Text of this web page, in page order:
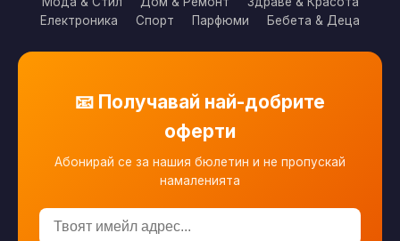
Електроника
Спорт Парфюми Бебета & Деца
📧 Получавай най-добрите
оферти
Абонирай се за нашия бюлетин и не пропускай
намаленията